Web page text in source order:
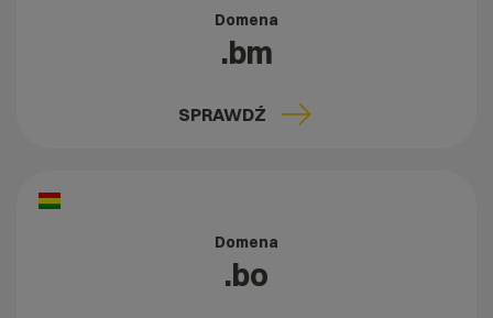
Domena
.bm
SPRAWDŹ
Domena
.bo